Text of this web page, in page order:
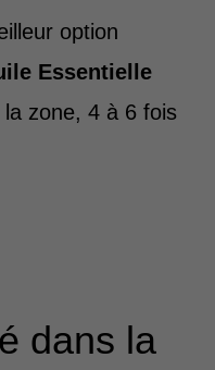
option
Essentielle
la zone, 4 à 6 fois
dans la